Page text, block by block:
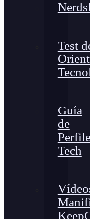
Test
Guía
de
Tech